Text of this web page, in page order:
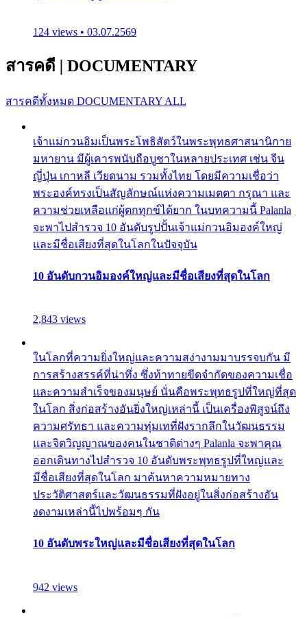
124 views • 03.07.2569
สารคดี | DOCUMENTARY
สารคดีทั้งหมด DOCUMENTARY ALL
เจ้าแม่กวนอิมเป็นพระโพธิสัตว์ในพระพุทธศาสนานิกาย
มหายาน มีผู้เคารพนับถือบูชาในหลายประเทศ เช่น จีน
ญี่ปุ่น เกาหลี เวียดนาม รวมทั้งไทย โดยมีความเชื่อว่า
พระองค์ทรงเป็นสัญลักษณ์แห่งความเมตตา กรุณา และ
ความช่วยเหลือแก่ผู้ตกทุกข์ได้ยาก ในบทความนี้ Palanla
จะพาไปสำรวจ 10 อันดับรูปปั้นเจ้าแม่กวนอิมองค์ใหญ่
และมีชื่อเสียงที่สุดในโลกในปัจจุบัน
10 อันดับกวนอิมองค์ใหญ่และมีชื่อเสียงที่สุดในโลก
2,843 views
ในโลกที่ความยิ่งใหญ่และความสง่างามมาบรรจบกัน มี
การสร้างสรรค์ที่น่าทึ่ง ซึ่งท้าทายขีดจำกัดของความเชื่อ
และความสำเร็จของมนุษย์ นั่นคือพระพุทธรูปที่ใหญ่ที่สุด
ในโลก สิ่งก่อสร้างอันยิ่งใหญ่เหล่านี้ เป็นเครื่องพิสูจน์ถึง
ความศรัทธา และความทุ่มเทที่ฝังรากลึกในวัฒนธรรม
และจิตวิญญาณของคนในชาติต่างๆ Palanla จะพาคุณ
ออกเดินทางไปสำรวจ 10 อันดับพระพุทธรูปที่ใหญ่และ
มีชื่อเสียงที่สุดในโลก มาค้นหาความหมายทาง
ประวัติศาสตร์และวัฒนธรรมที่ฝังอยู่ในสิ่งก่อสร้างอัน
งดงามเหล่านี้ไปพร้อมๆ กัน
10 อันดับพระใหญ่และมีชื่อเสียงที่สุดในโลก
942 views